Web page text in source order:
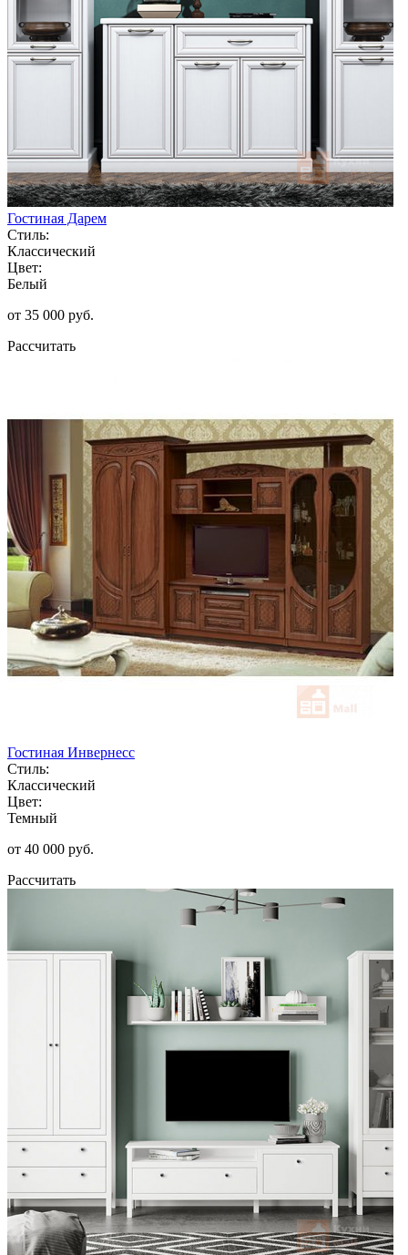
Гостиная Дарем
Стиль:
Классический
Цвет:
Белый
от 35 000 руб.
Рассчитать
Гостиная Инвернесс
Стиль:
Классический
Цвет:
Темный
от 40 000 руб.
Рассчитать